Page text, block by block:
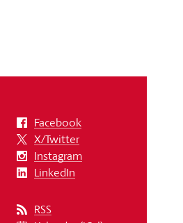
Facebook
X/Twitter
Instagram
LinkedIn
RSS